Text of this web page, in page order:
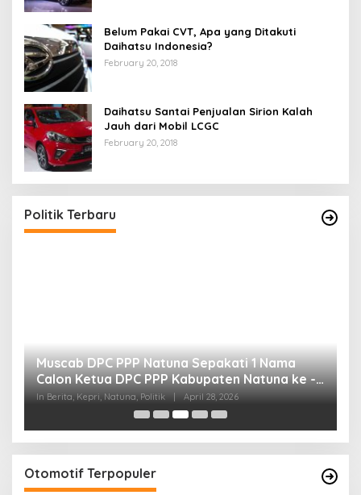
Belum Pakai CVT, Apa yang Ditakuti
Daihatsu Indonesia?
February 20, 2018
Daihatsu Santai Penjualan Sirion Kalah
Jauh dari Mobil LCGC
February 20, 2018
Politik Terbaru
Muscab DPC PPP Natuna Sepakati 1 Nama
Calon Ketua DPC PPP Kabupaten Natuna ke -
DPP PPP
In Berita, Kepri, Natuna, Politik | April 28, 2026
Otomotif Terpopuler